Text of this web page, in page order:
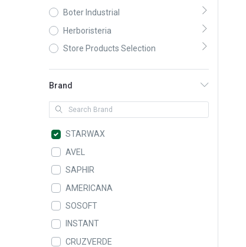
Boter Industrial
Herboristeria
Store Products Selection
Brand
STARWAX
AVEL
SAPHIR
AMERICANA
SOSOFT
INSTANT
CRUZVERDE